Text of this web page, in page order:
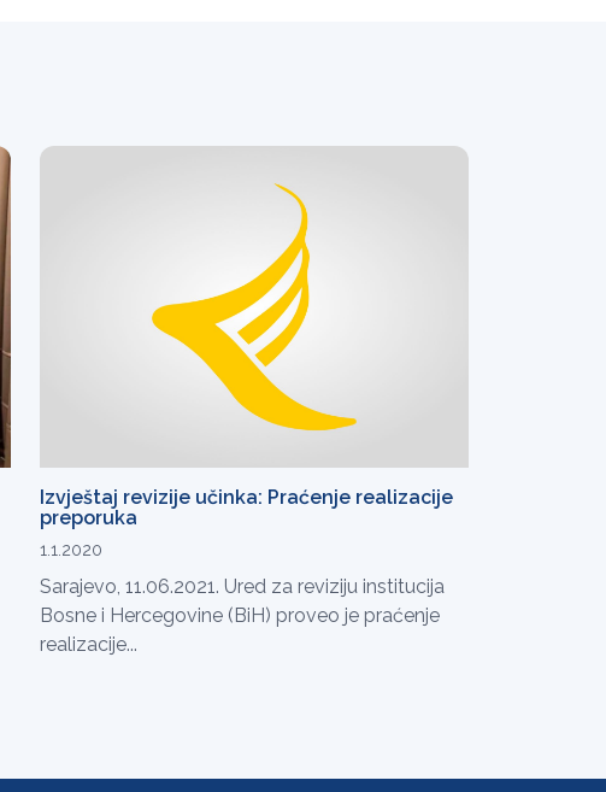
Izvještaj revizije učinka: Praćenje realizacije
preporuka
1.1.2020
Sarajevo, 11.06.2021. Ured za reviziju institucija
Bosne i Hercegovine (BiH) proveo je praćenje
realizacije...